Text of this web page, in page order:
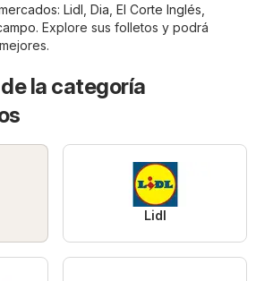
: Lidl Dia El Corte Inglés
. Explore sus folletos y podrá
la categoría
Lidl